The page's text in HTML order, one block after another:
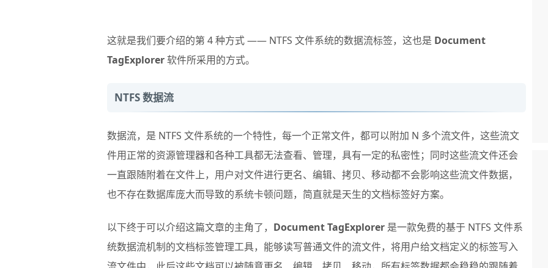
这就是我们要介绍的第 4 种方式 —— NTFS 文件系统的数据流标签，这也是 Document
TagExplorer软件所采用的方式。
NTFS 数据流
数据流，是 NTFS 文件系统的一个特性，每一个正常文件，都可以附加 N 多个流文件，这些流文
件用正常的资源管理器和各种工具都无法查看、管理，具有一定的私密性；同时这些流文件还会
一直跟随附着在文件上，用户对文件进行更名、编辑、拷贝、移动都不会影响这些流文件数据，
也不存在数据库庞大而导致的系统卡顿问题，简直就是天生的文档标签好方案。
以下终于可以介绍这篇文章的主角了， Document TagExplorer是一款免费的基于 NTFS 文件系
统数据流机制的文档标签管理工具，能够读写普通文件的流文件，将用户给文档定义的标签写入